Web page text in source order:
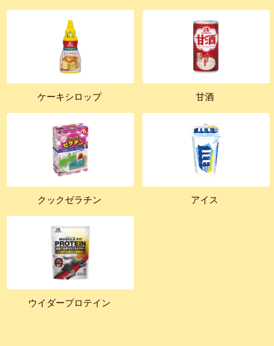
ケーキシロップ 甘酒
クックゼラチン アイス
ウイダープロテイン